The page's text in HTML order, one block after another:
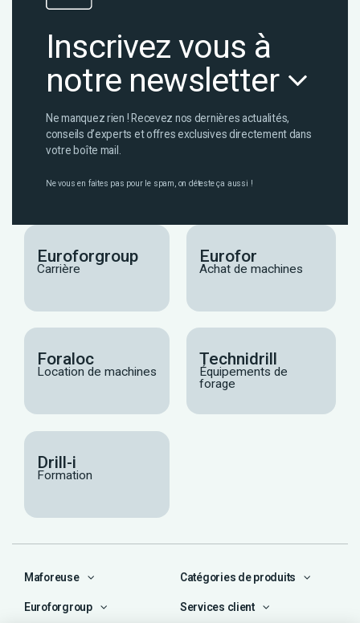
Inscrivez vous à
notre newsletter
Ne manquez rien ! Recevez nos dernières actualités,
conseils d’experts et offres exclusives directement dans
votre boîte mail.
Ne vous en faites pas pour le spam, on déteste ça aussi !
Euroforgroup
Carrière
Eurofor
Achat de machines
Foraloc
Location de machines
Technidrill
Équipements de
forage
Drill-i
Formation
Maforeuse Catégories de produits
Euroforgroup Services client